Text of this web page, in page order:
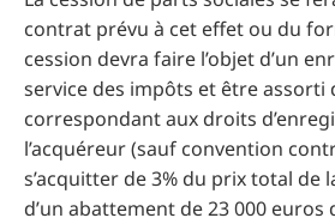
contrat prévu à cet effet ou du
cession devra faire l’objet d’un
service des impôts et être assorti
correspondant aux droits
l’acquéreur (sauf convention
s’acquitter de 3% du prix total de
d’un abattement de 23 000 euros